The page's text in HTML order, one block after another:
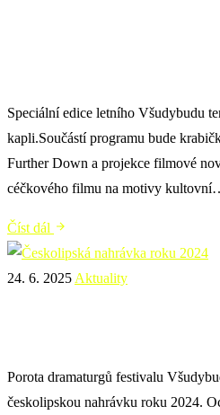
Speciální edice letního Všudybudu
kapli.Součástí programu bude
Further Down a projekce filmové
céčkového filmu na motivy
Číst dál
24. 6. 2025 Aktuality
Porota dramaturgů festivalu
českolipskou nahrávku roku 2024.